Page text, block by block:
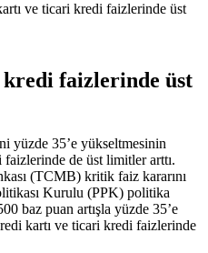
ve ticari kredi faizlerinde üst
faizlerinde üst
yüzde 35’e yükseltmesinin
de üst limitler arttı.
(TCMB) kritik faiz kararını
Kurulu (PPK) politika
baz puan artışla yüzde 35’e
kartı ve ticari kredi faizlerinde